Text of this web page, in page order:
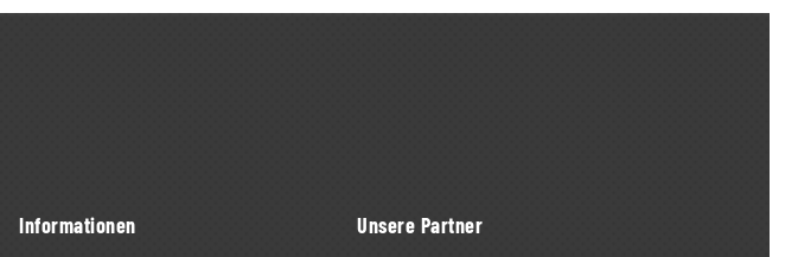
Informationen
Unsere Partner